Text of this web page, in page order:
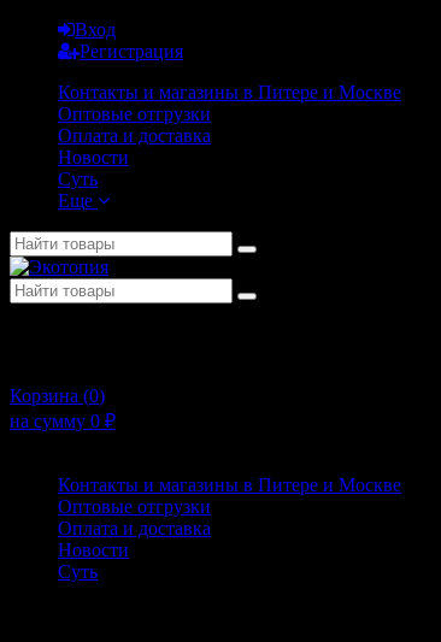
Вход
Регистрация
Контакты и магазины в Питере и Москве
Оптовые отгрузки
Оплата и доставка
Новости
Суть
Еще
Корзина (0)
на сумму 0 ₽
Контакты и магазины в Питере и Москве
Оптовые отгрузки
Оплата и доставка
Новости
Суть